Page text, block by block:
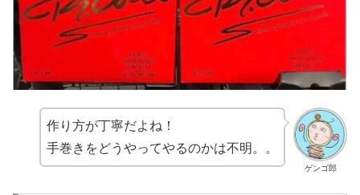
ゲンゴ郎
作り方が丁寧だよね！
手巻きをどうやってやるのかは不明。。